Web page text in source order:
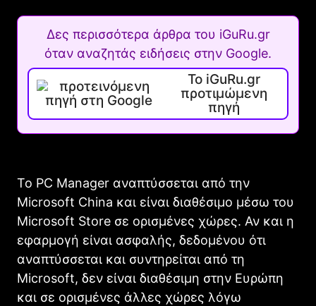
Δες περισσότερα άρθρα του iGuRu.gr
όταν αναζητάς ειδήσεις στην Google.
Το iGuRu.gr
προτιμώμενη
πηγή
Το PC Manager αναπτύσσεται από την
Microsoft China και είναι διαθέσιμο μέσω του
Microsoft Store σε ορισμένες χώρες. Αν και η
εφαρμογή είναι ασφαλής, δεδομένου ότι
αναπτύσσεται και συντηρείται από τη
Microsoft, δεν είναι διαθέσιμη στην Ευρώπη
και σε ορισμένες άλλες χώρες λόγω